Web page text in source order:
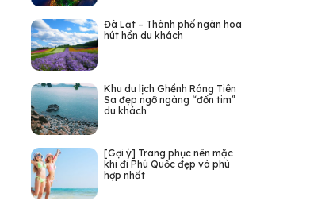
Đà Lạt – Thành phố ngàn hoa
hút hồn du khách
Khu du lịch Ghềnh Ráng Tiên
Sa đẹp ngỡ ngàng “đốn tim”
du khách
[Gợi ý] Trang phục nên mặc
khi đi Phú Quốc đẹp và phù
hợp nhất